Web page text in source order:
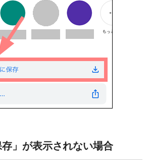
存」が表示されない場合